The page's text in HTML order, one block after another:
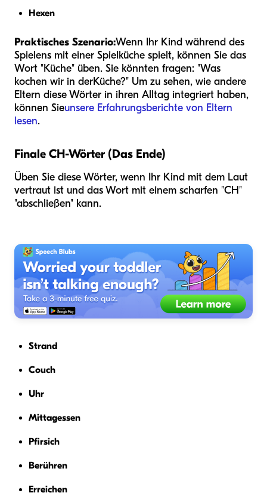
Hexen
Praktisches Szenario:Wenn Ihr Kind während des
Spielens mit einer Spielküche spielt, können Sie das
Wort "Küche" üben. Sie könnten fragen: "Was
kochen wir in derKüche?" Um zu sehen, wie andere
Eltern diese Wörter in ihren Alltag integriert haben,
können Sieunsere Erfahrungsberichte von Eltern
lesen.
Finale CH-Wörter (Das Ende)
Üben Sie diese Wörter, wenn Ihr Kind mit dem Laut
vertraut ist und das Wort mit einem scharfen "CH"
"abschließen" kann.
Strand
Couch
Uhr
Mittagessen
Pfirsich
Berühren
Erreichen